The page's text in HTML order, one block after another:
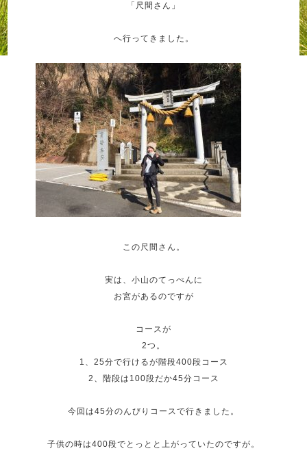
「尺間さん」
へ行ってきました。
この尺間さん。
実は、小山のてっぺんに
お宮があるのですが
コースが
2つ。
1、25分で行けるが階段400段コース
2、階段は100段だか45分コース
今回は45分のんびりコースで行きました。
子供の時は400段でとっとと上がっていたのですが。